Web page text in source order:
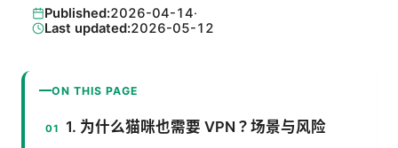
Published:2026-04-14·
Last updated:2026-05-12
ON THIS PAGE
1. 为什么猫咪也需要 VPN？场景与风险